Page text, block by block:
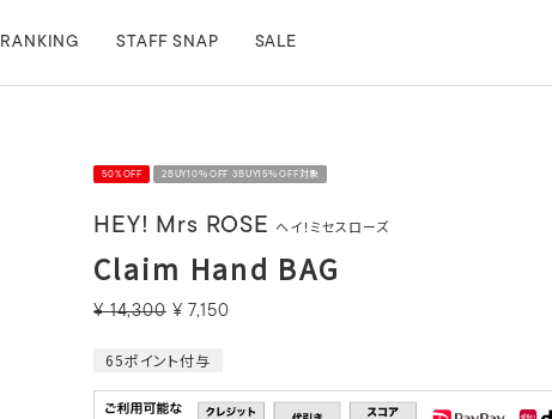
RANKING STAFF SNAP SALE
50%OFF 2BUY10％OFF 3BUY15％OFF対象
HEY! Mrs ROSE ヘイ！ミセスローズ
Claim Hand BAG
¥ 14,300 ¥ 7,150
65ポイント付与